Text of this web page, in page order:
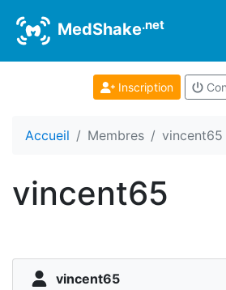
MedShake.net
Inscription
Accueil Membres vincent65
vincent65
vincent65